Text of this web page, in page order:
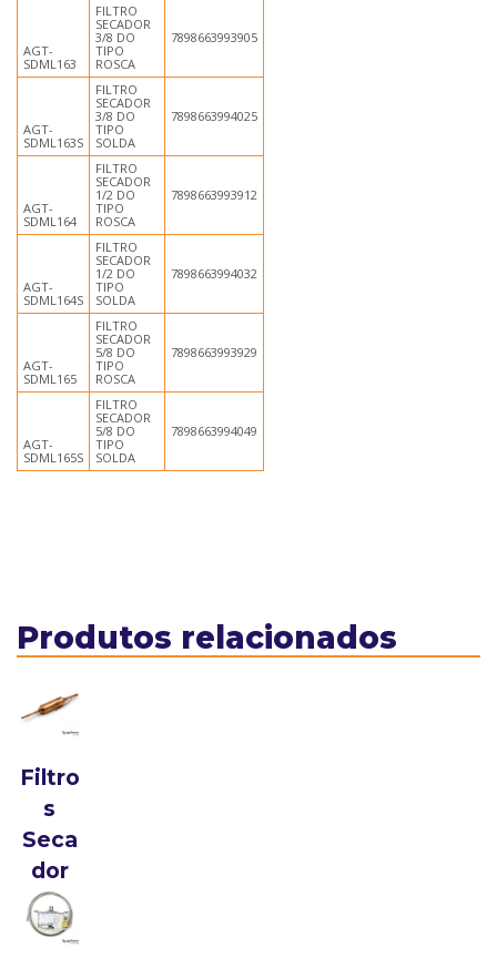
AGT-
SDML163
FILTRO
SECADOR
3/8 DO
TIPO
ROSCA
7898663993905
AGT-
SDML163S
FILTRO
SECADOR
3/8 DO
TIPO
SOLDA
7898663994025
AGT-
SDML164
FILTRO
SECADOR
1/2 DO
TIPO
ROSCA
7898663993912
AGT-
SDML164S
FILTRO
SECADOR
1/2 DO
TIPO
SOLDA
7898663994032
AGT-
SDML165
FILTRO
SECADOR
5/8 DO
TIPO
ROSCA
7898663993929
AGT-
SDML165S
FILTRO
SECADOR
5/8 DO
TIPO
SOLDA
7898663994049
Produtos relacionados
Filtro
s
Seca
dor